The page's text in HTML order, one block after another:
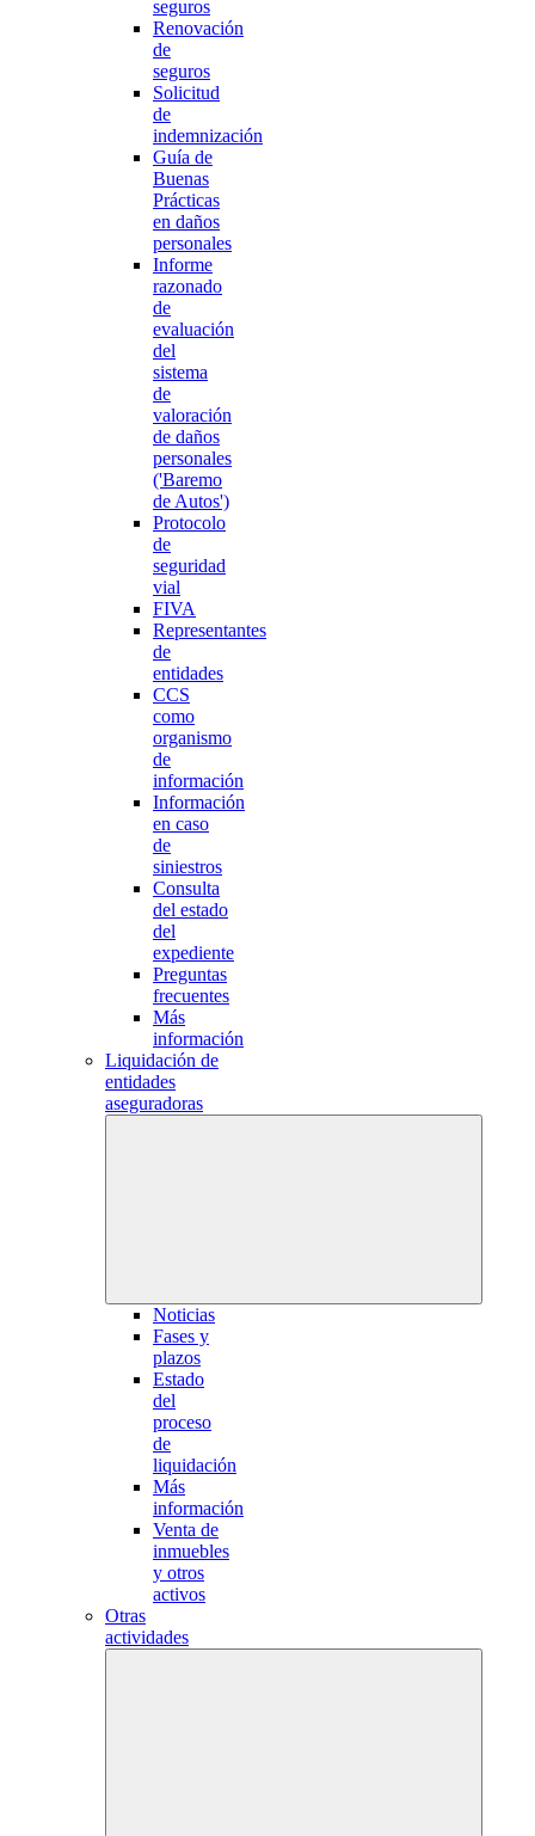
seguros
Renovación
de
seguros
Solicitud
de
indemnización
Guía de
Buenas
Prácticas
en daños
personales
Informe
razonado
de
evaluación
del
sistema
de
valoración
de daños
personales
('Baremo
de Autos')
Protocolo
de
seguridad
vial
FIVA
Representantes
de
entidades
CCS
como
organismo
de
información
Información
en caso
de
siniestros
Consulta
del estado
del
expediente
Preguntas
frecuentes
Más
información
Liquidación de
entidades
aseguradoras
Noticias
Fases y
plazos
Estado
del
proceso
de
liquidación
Más
información
Venta de
inmuebles
y otros
activos
Otras
actividades